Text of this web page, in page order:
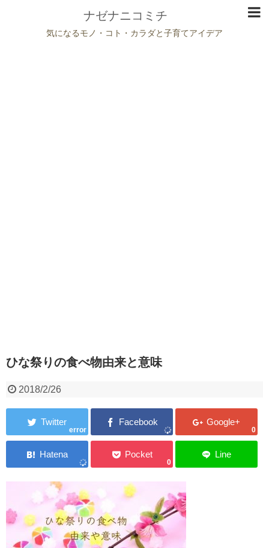
ナゼナニコミチ
気になるモノ・コト・カラダと子育てアイデア
ひな祭りの食べ物由来と意味
2018/2/26
error 0
0